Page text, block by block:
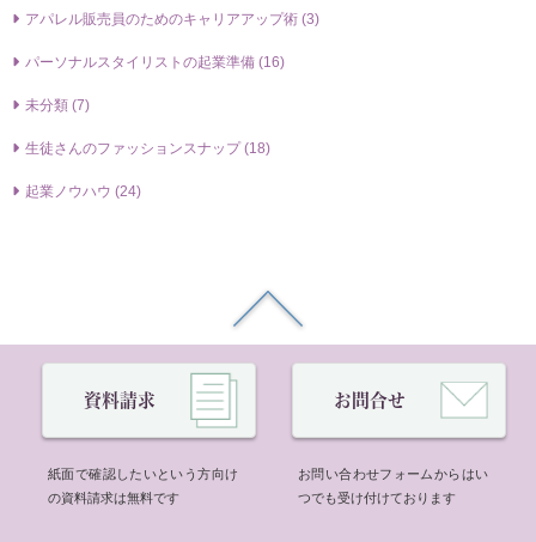
アパレル販売員のためのキャリアアップ術 (3)
パーソナルスタイリストの起業準備 (16)
未分類 (7)
生徒さんのファッションスナップ (18)
起業ノウハウ (24)
資料請求
紙面で確認したいという方向け
の資料請求は無料です
お問合せ
お問い合わせフォームからはい
つでも受け付けております